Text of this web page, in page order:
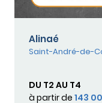
Alinaé
Saint-André-de-
DU T2 AU T4
à partir de 143